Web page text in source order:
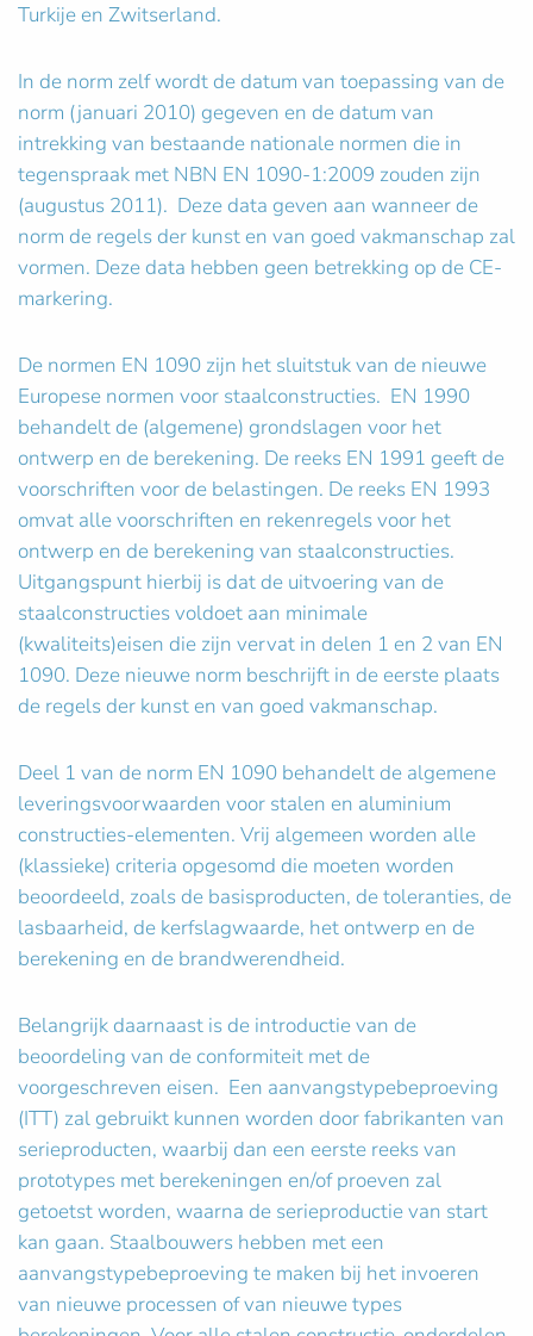
Turkije en Zwitserland.
In de norm zelf wordt de datum van toepassing van de
norm (januari 2010) gegeven en de datum van
intrekking van bestaande nationale normen die in
tegenspraak met NBN EN 1090-1:2009 zouden zijn
(augustus 2011). Deze data geven aan wanneer de
norm de regels der kunst en van goed vakmanschap zal
vormen. Deze data hebben geen betrekking op de CE-
markering.
De normen EN 1090 zijn het sluitstuk van de nieuwe
Europese normen voor staalconstructies. EN 1990
behandelt de (algemene) grondslagen voor het
ontwerp en de berekening. De reeks EN 1991 geeft de
voorschriften voor de belastingen. De reeks EN 1993
omvat alle voorschriften en rekenregels voor het
ontwerp en de berekening van staalconstructies.
Uitgangspunt hierbij is dat de uitvoering van de
staalconstructies voldoet aan minimale
(kwaliteits)eisen die zijn vervat in delen 1 en 2 van EN
1090. Deze nieuwe norm beschrijft in de eerste plaats
de regels der kunst en van goed vakmanschap.
Deel 1 van de norm EN 1090 behandelt de algemene
leveringsvoorwaarden voor stalen en aluminium
constructies-elementen. Vrij algemeen worden alle
(klassieke) criteria opgesomd die moeten worden
beoordeeld, zoals de basisproducten, de toleranties, de
lasbaarheid, de kerfslagwaarde, het ontwerp en de
berekening en de brandwerendheid.
Belangrijk daarnaast is de introductie van de
beoordeling van de conformiteit met de
voorgeschreven eisen. Een aanvangstypebeproeving
(ITT) zal gebruikt kunnen worden door fabrikanten van
serieproducten, waarbij dan een eerste reeks van
prototypes met berekeningen en/of proeven zal
getoetst worden, waarna de serieproductie van start
kan gaan. Staalbouwers hebben met een
aanvangstypebeproeving te maken bij het invoeren
van nieuwe processen of van nieuwe types